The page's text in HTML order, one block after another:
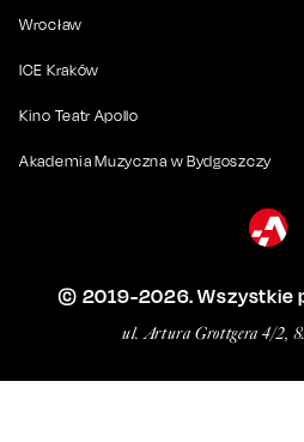
Wrocław
ICE Kraków
Kino Teatr Apollo
Akademia Muzyczna w Bydgoszczy
© 2019-2026. Wszystkie
ul. Artura Grottgera 4/2,